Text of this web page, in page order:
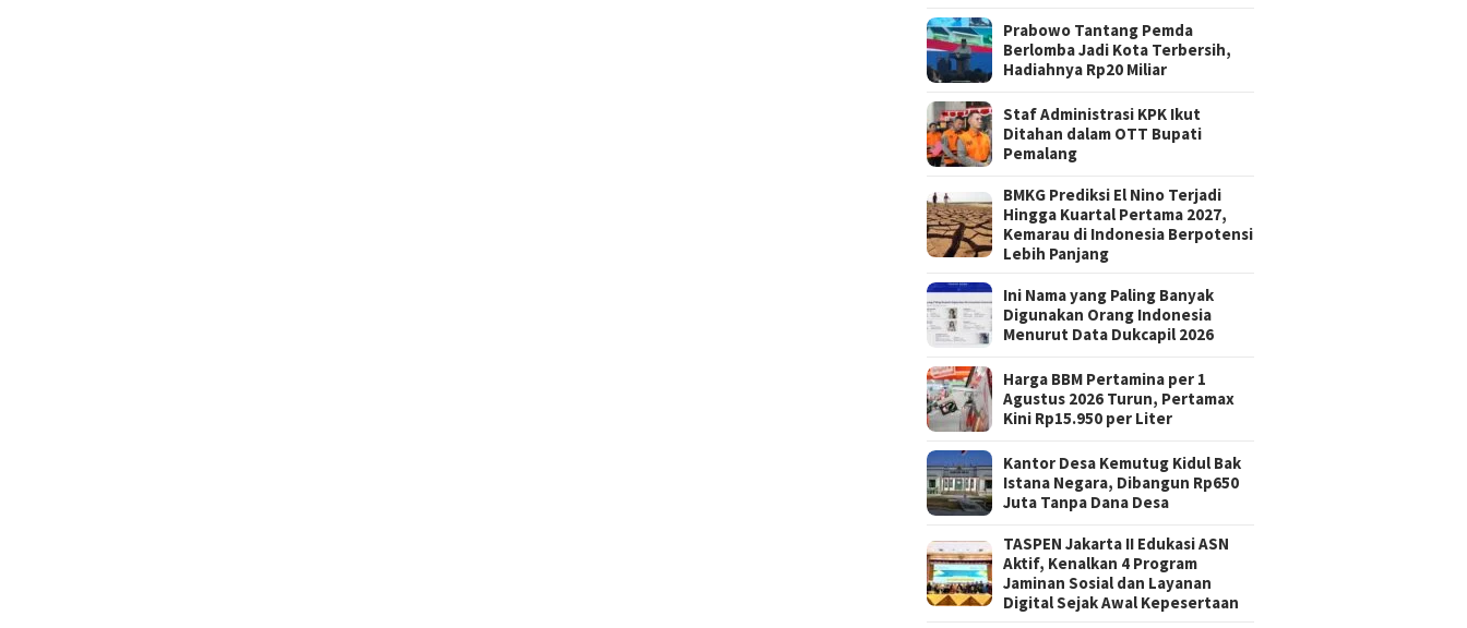
Prabowo Tantang Pemda
Berlomba Jadi Kota Terbersih,
Hadiahnya Rp20 Miliar
Staf Administrasi KPK Ikut
Ditahan dalam OTT Bupati
Pemalang
BMKG Prediksi El Nino Terjadi
Hingga Kuartal Pertama 2027,
Kemarau di Indonesia Berpotensi
Lebih Panjang
Ini Nama yang Paling Banyak
Digunakan Orang Indonesia
Menurut Data Dukcapil 2026
Harga BBM Pertamina per 1
Agustus 2026 Turun, Pertamax
Kini Rp15.950 per Liter
Kantor Desa Kemutug Kidul Bak
Istana Negara, Dibangun Rp650
Juta Tanpa Dana Desa
TASPEN Jakarta II Edukasi ASN
Aktif, Kenalkan 4 Program
Jaminan Sosial dan Layanan
Digital Sejak Awal Kepesertaan